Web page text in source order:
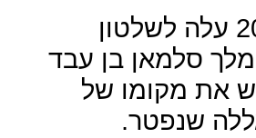
בינואר 2015 עלה לשלטון
סלמאן בן עבד
את מקומו של
שנפטר.